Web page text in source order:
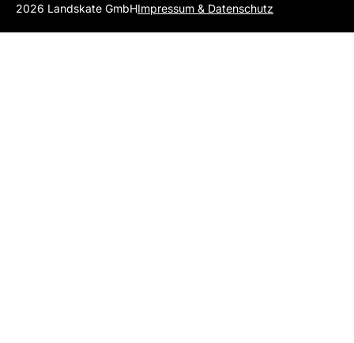
2026 Landskate GmbHImpressum & Datenschutz